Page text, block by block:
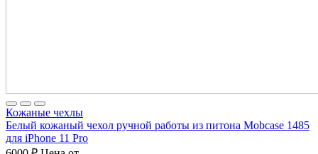
Кожаные чехлы
Белый кожаный чехол ручной работы из питона Mobcase 1485
для iPhone 11 Pro